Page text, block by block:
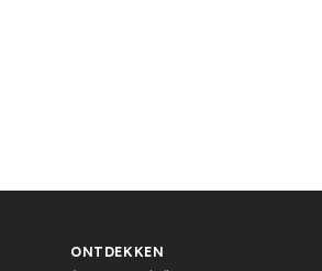
ONTDEKKEN